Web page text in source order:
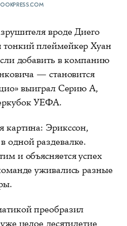
вроде Диего
плеймейкер Хуан
добавить в компанию
— становится
выиграл Серию А,
УЕФА.
картина: Эрикссон,
раздевалке.
и объясняется успех
уживались разные
преобразил